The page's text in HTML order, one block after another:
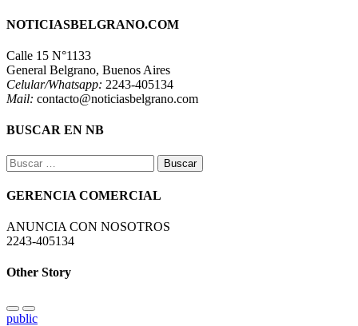
NOTICIASBELGRANO.COM
Calle 15 N°1133
General Belgrano, Buenos Aires
Celular/Whatsapp: 2243-405134
Mail: contacto@noticiasbelgrano.com
BUSCAR EN NB
Buscar:
GERENCIA COMERCIAL
ANUNCIA CON NOSOTROS
2243-405134
Other Story
public